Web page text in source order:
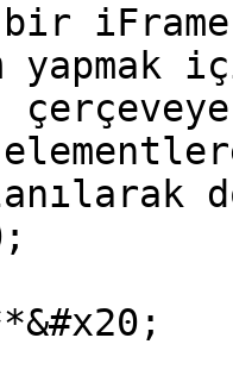
yapmak